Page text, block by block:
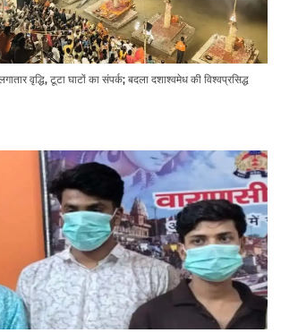
वृद्धि, टूटा घाटों का संपर्क; बदला दशाश्वमेध की विश्वप्रसिद्ध